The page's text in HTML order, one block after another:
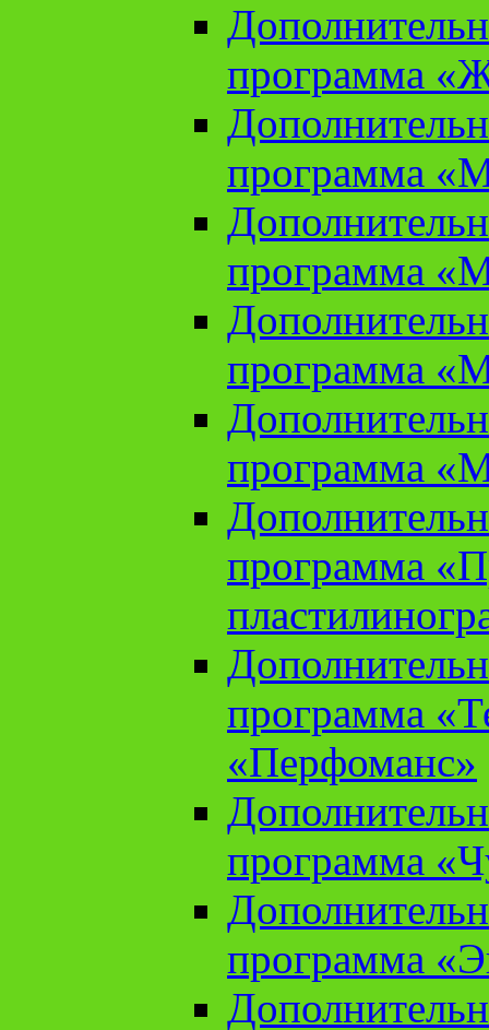
программа
программа
программа
программа
программа
программа
программа
«Перфоманс»
программа
программа